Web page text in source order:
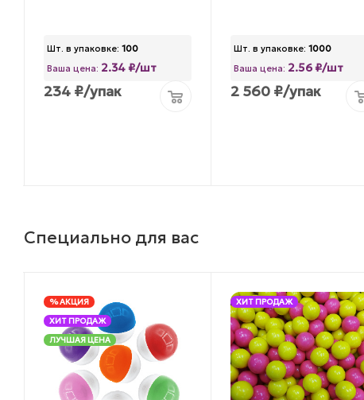
Шт. в упаковке: 100
Ваша цена: 2.34 ₽/шт
234₽/упак
Шт. в упаковке: 1000
Ваша цена: 2.56 ₽/шт
2 560₽/упак
Специально для вас
% АКЦИЯ
ХИТ ПРОДАЖ
ЛУЧШАЯ ЦЕНА
ХИТ ПРОДАЖ